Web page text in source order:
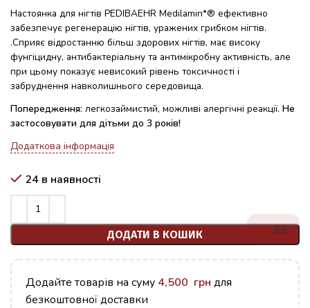
Настоянка для нігтів PEDIBAEHR Medilamin*® ефективно
забезпечує регенерацію нігтів, уражених грибком нігтів.
.Сприяє відростанню більш здорових нігтів, має високу
фунгіцидну, антибактеріальну та антимікробну активність, але
при цьому показує невисокий рівень токсичності і
забруднення навколишнього середовища.
Попередження: легкозаймистий, можливі алергічні реакції. Не
застосовувати для дітьми до 3 років!
Додаткова інформація
24 в наявності
ДОДАТИ В КОШИК 33
Додайте товарів на суму 4,500 грн для
безкоштовної доставки